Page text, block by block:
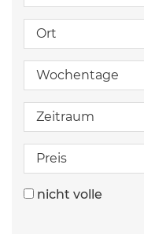
Ort
Wochentage
Zeitraum
Preis
nicht volle